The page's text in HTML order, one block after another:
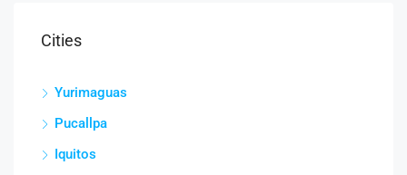
Cities
Yurimaguas
Pucallpa
Iquitos